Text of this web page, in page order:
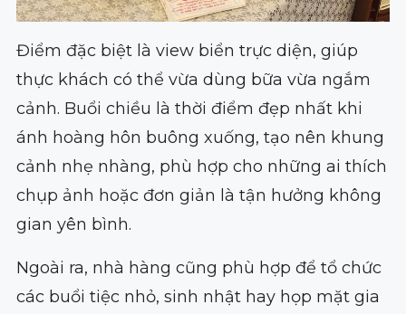
Điểm đặc biệt là view biển trực diện, giúp
thực khách có thể vừa dùng bữa vừa ngắm
cảnh. Buổi chiều là thời điểm đẹp nhất khi
ánh hoàng hôn buông xuống, tạo nên khung
cảnh nhẹ nhàng, phù hợp cho những ai thích
chụp ảnh hoặc đơn giản là tận hưởng không
gian yên bình.
Ngoài ra, nhà hàng cũng phù hợp để tổ chức
các buổi tiệc nhỏ, sinh nhật hay họp mặt gia